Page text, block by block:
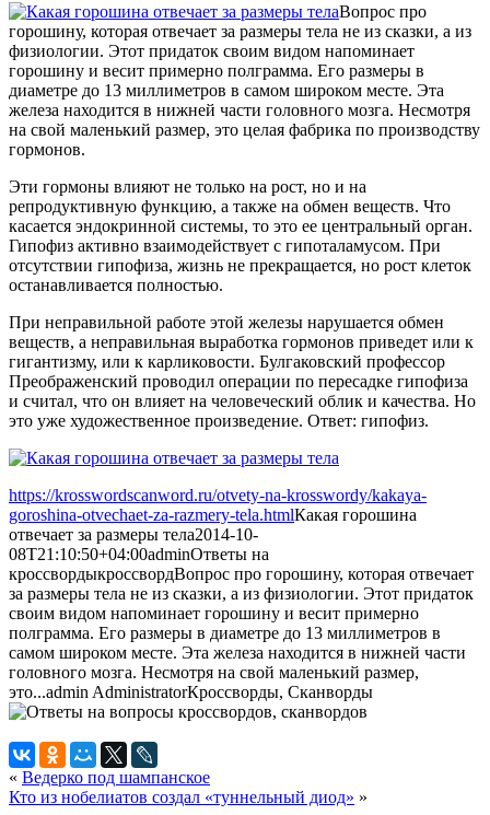
Вопрос про
горошину, которая отвечает за размеры тела не из сказки, а из
физиологии. Этот придаток своим видом напоминает
горошину и весит примерно полграмма. Его размеры в
диаметре до 13 миллиметров в самом широком месте. Эта
железа находится в нижней части головного мозга. Несмотря
на свой маленький размер, это целая фабрика по производству
гормонов.
Эти гормоны влияют не только на рост, но и на
репродуктивную функцию, а также на обмен веществ. Что
касается эндокринной системы, то это ее центральный орган.
Гипофиз активно взаимодействует с гипоталамусом. При
отсутствии гипофиза, жизнь не прекращается, но рост клеток
останавливается полностью.
При неправильной работе этой железы нарушается обмен
веществ, а неправильная выработка гормонов приведет или к
гигантизму, или к карликовости. Булгаковский профессор
Преображенский проводил операции по пересадке гипофиза
и считал, что он влияет на человеческий облик и качества. Но
это уже художественное произведение. Ответ: гипофиз.
https://krosswordscanword.ru/otvety-na-krosswordy/kakaya-
goroshina-otvechaet-za-razmery-tela.htmlКакая горошина
отвечает за размеры тела2014-10-
08T21:10:50+04:00adminОтветы на
кроссвордыкроссвордВопрос про горошину, которая отвечает
за размеры тела не из сказки, а из физиологии. Этот придаток
своим видом напоминает горошину и весит примерно
полграмма. Его размеры в диаметре до 13 миллиметров в
самом широком месте. Эта железа находится в нижней части
головного мозга. Несмотря на свой маленький размер,
это...admin AdministratorКроссворды, Сканворды
« Ведерко под шампанское
Кто из нобелиатов создал «туннельный диод» »